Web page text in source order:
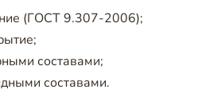
(ГОСТ 9.307-2006);
составами;
составами.